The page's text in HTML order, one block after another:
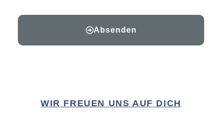
Absenden
WIR FREUEN UNS AUF DICH